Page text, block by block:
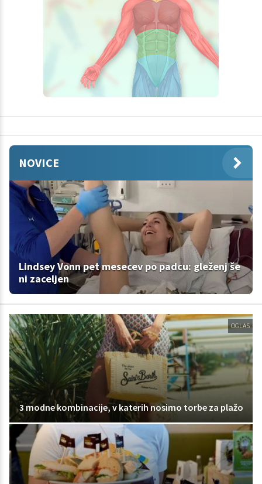
NOVICE
Lindsey Vonn pet mesecev po padcu: gleženj še
ni zaceljen
OGLAS
3 modne kombinacije, v katerih nosimo torbe za plažo